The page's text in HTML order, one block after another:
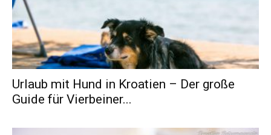
Urlaub mit Hund in Kroatien – Der große
Guide für Vierbeiner...